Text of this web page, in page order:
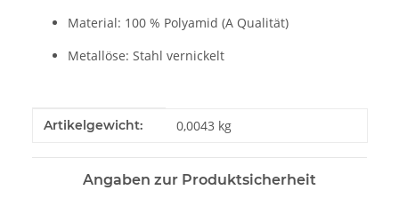
Material: 100 % Polyamid (A Qualität)
Metallöse: Stahl vernickelt
Produkteigenschaft
Wert
Artikelgewicht: 0,0043 kg
Angaben zur Produktsicherheit